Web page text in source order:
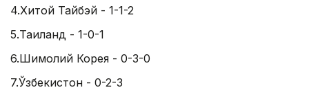
4.Хитой Тайбэй - 1-1-2
5.Таиланд - 1-0-1
6.Шимолий Корея - 0-3-0
7.Ўзбекистон - 0-2-3